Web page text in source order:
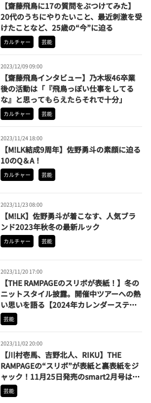
【齋藤飛鳥に17の質問をぶつけてみた】
20代のうちにやりたいこと、最近刺激を受
けたことなど、25歳の“今”に迫る
カルチャー 芸能
2023/12/09 09:00
【齋藤飛鳥インタビュー】乃木坂46卒業
後の活動は「『飛鳥っぽい仕事をしてる
な』と思ってもらえたらそれで十分」
カルチャー 芸能
2023/11/24 18:00
【M!LK結成9周年】佐野勇斗の素顔に迫る
10のQ＆A！
カルチャー 芸能
2023/11/23 08:00
【M!LK】佐野勇斗が着こなす、人気ブラ
ンド2023年秋冬の最新ルック
カルチャー 芸能
2023/11/20 17:00
【THE RAMPAGEのスリボが表紙！】冬の
ニットスタイル披露。開催中ツアーへの熱
い思いを語る【2024年カレンダーステッ
カー付き】
芸能
2023/11/02 20:00
【川村壱馬、吉野北人、RIKU】THE
RAMPAGEの“スリボ”が表紙と裏表紙をジ
ャック！11月25日発売のsmart2月号は予
約受付中
芸能